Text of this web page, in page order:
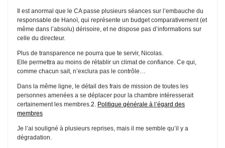
Il est anormal que le CA passe plusieurs séances sur l’embauche du
responsable de Hanoï, qui représente un budget comparativement (et
même dans l’absolu) dérisoire, et ne dispose pas d’informations sur
celle du directeur.
Plus de transparence ne pourra que te servir, Nicolas.
Elle permettra au moins de rétablir un climat de confiance. Ce qui,
comme chacun sait, n’exclura pas le contrôle…
Dans la même ligne, le détail des frais de mission de toutes les
personnes amenées a se déplacer pour la chambre intéresserait
certainement les membres. 2. Politique générale à l’égard des
membres
Je l’ai souligné à plusieurs reprises, mais il me semble qu’il y a
dégradation.